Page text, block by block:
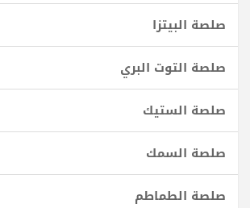
صلصة البيتزا
صلصة التوت البري
صلصة الستيك
صلصة السمك
صلصة الطماطم